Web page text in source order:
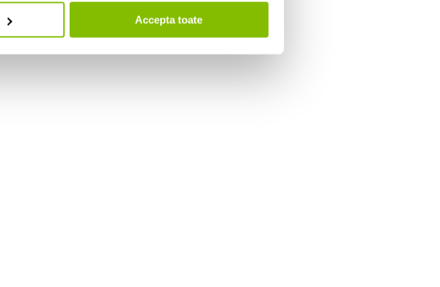
Accepta toate